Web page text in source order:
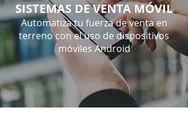
SISTEMAS DE VENTA MÓVIL
Automatiza tu fuerza de venta en
terreno con el uso de dispositivos
móviles Android